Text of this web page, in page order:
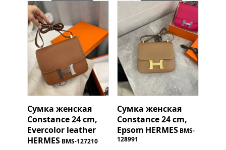
Сумка женская
Constance 24 cm,
Evercolor leather
HERMES BMS-127210
Сумка женская
Constance 24 cm,
Epsom HERMES BMS-
128991